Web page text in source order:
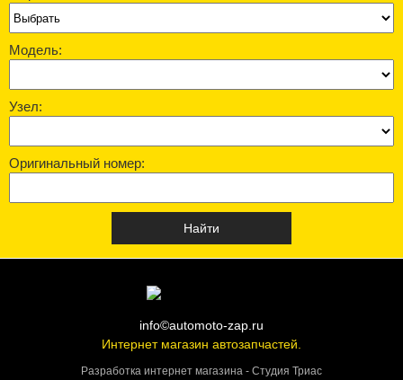
Модель:
Узел:
Оригинальный номер:
info©automoto-zap.ru
Интернет магазин автозапчастей.
Разработка интернет магазина - Студия Триас